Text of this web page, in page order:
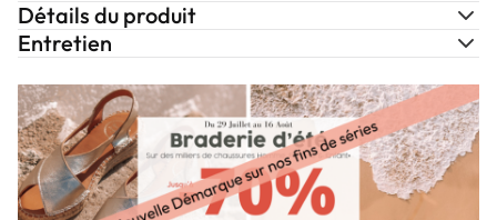
Détails du produit
Entretien